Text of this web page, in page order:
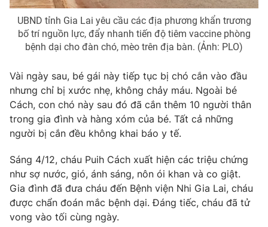
Sản phẩm
Thị trường
Tư vấn
Lịch phát sóng
Chuyên mục khác
Emagazine Podcast
Photo Infographic
Video Shorts video
VTV Money VTV Thể thao
UBND tỉnh Gia Lai yêu cầu các địa phương khẩn trương
bố trí nguồn lực, đẩy nhanh tiến độ tiêm vaccine phòng
bệnh dại cho đàn chó, mèo trên địa bàn. (Ảnh: PLO)
Vài ngày sau, bé gái này tiếp tục bị chó cắn vào đầu
nhưng chỉ bị xước nhẹ, không chảy máu. Ngoài bé
Cách, con chó này sau đó đã cắn thêm 10 người thân
trong gia đình và hàng xóm của bé. Tất cả những
người bị cắn đều không khai báo y tế.
Sáng 4/12, cháu Puih Cách xuất hiện các triệu chứng
như sợ nước, gió, ánh sáng, nôn ói khan và co giật.
Gia đình đã đưa cháu đến Bệnh viện Nhi Gia Lai, cháu
được chẩn đoán mắc bệnh dại. Đáng tiếc, cháu đã tử
vong vào tối cùng ngày.